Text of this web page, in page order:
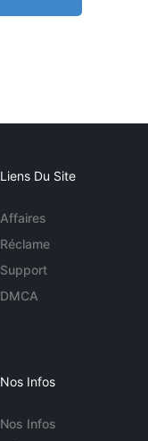
Liens Du Site
Affaires
Réclame
Support
DMCA
Nos Infos
Nos Infos